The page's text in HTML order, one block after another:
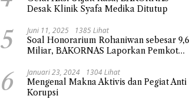
Desak Klinik Syafa Medika Ditutup
5 Juni 11, 2025 1385 Lihat
Soal Honorarium Rohaniwan sebesar 9,6
Miliar, BAKORNAS Laporkan Pemkot
6 Januari 23, 2024 1304 Lihat
Mengenal Makna Aktivis dan Pegiat Anti
Korupsi